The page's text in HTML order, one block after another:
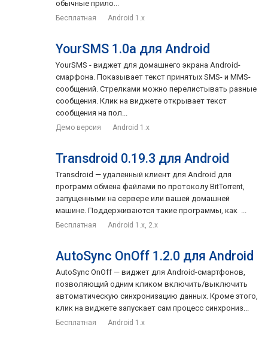
обычные прило...
Бесплатная Android 1.x
YourSMS 1.0a для Android
YourSMS - виджет для домашнего экрана Android-
смарфона. Показывает текст принятых SMS- и MMS-
сообщений. Стрелками можно перелистывать разные
сообщения. Клик на виджете открывает текст
сообщения на пол...
Демо версия Android 1.x
Transdroid 0.19.3 для Android
Transdroid — удаленный клиент для Android для
программ обмена файлами по протоколу BitTorrent,
запущенными на сервере или вашей домашней
машине. Поддерживаются такие программы, как ...
Бесплатная Android 1.x, 2.x
AutoSync OnOff 1.2.0 для Android
AutoSync OnOff — виджет для Android-смартфонов,
позволяющий одним кликом включить/выключить
автоматическую синхронизацию данных. Кроме этого,
клик на виджете запускает сам процесс синхрониз...
Бесплатная Android 1.x